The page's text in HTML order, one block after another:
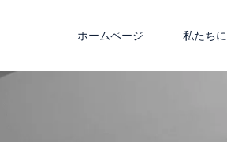
ホームページ 私たち